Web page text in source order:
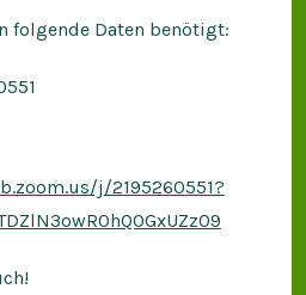
folgende Daten benötigt:
j/2195260551?